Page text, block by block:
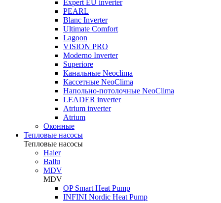
Expert EU inverter
PEARL
Blanc Inverter
Ultimate Comfort
Lagoon
VISION PRO
Moderno Inverter
Superiore
Канальные Neoclima
Кассетные NeoClima
Напольно-потолочные NeoClima
LEADER inverter
Atrium inverter
Atrium
Оконные
Тепловые насосы
Тепловые насосы
Haier
Ballu
MDV
MDV
OP Smart Heat Pump
INFINI Nordic Heat Pump